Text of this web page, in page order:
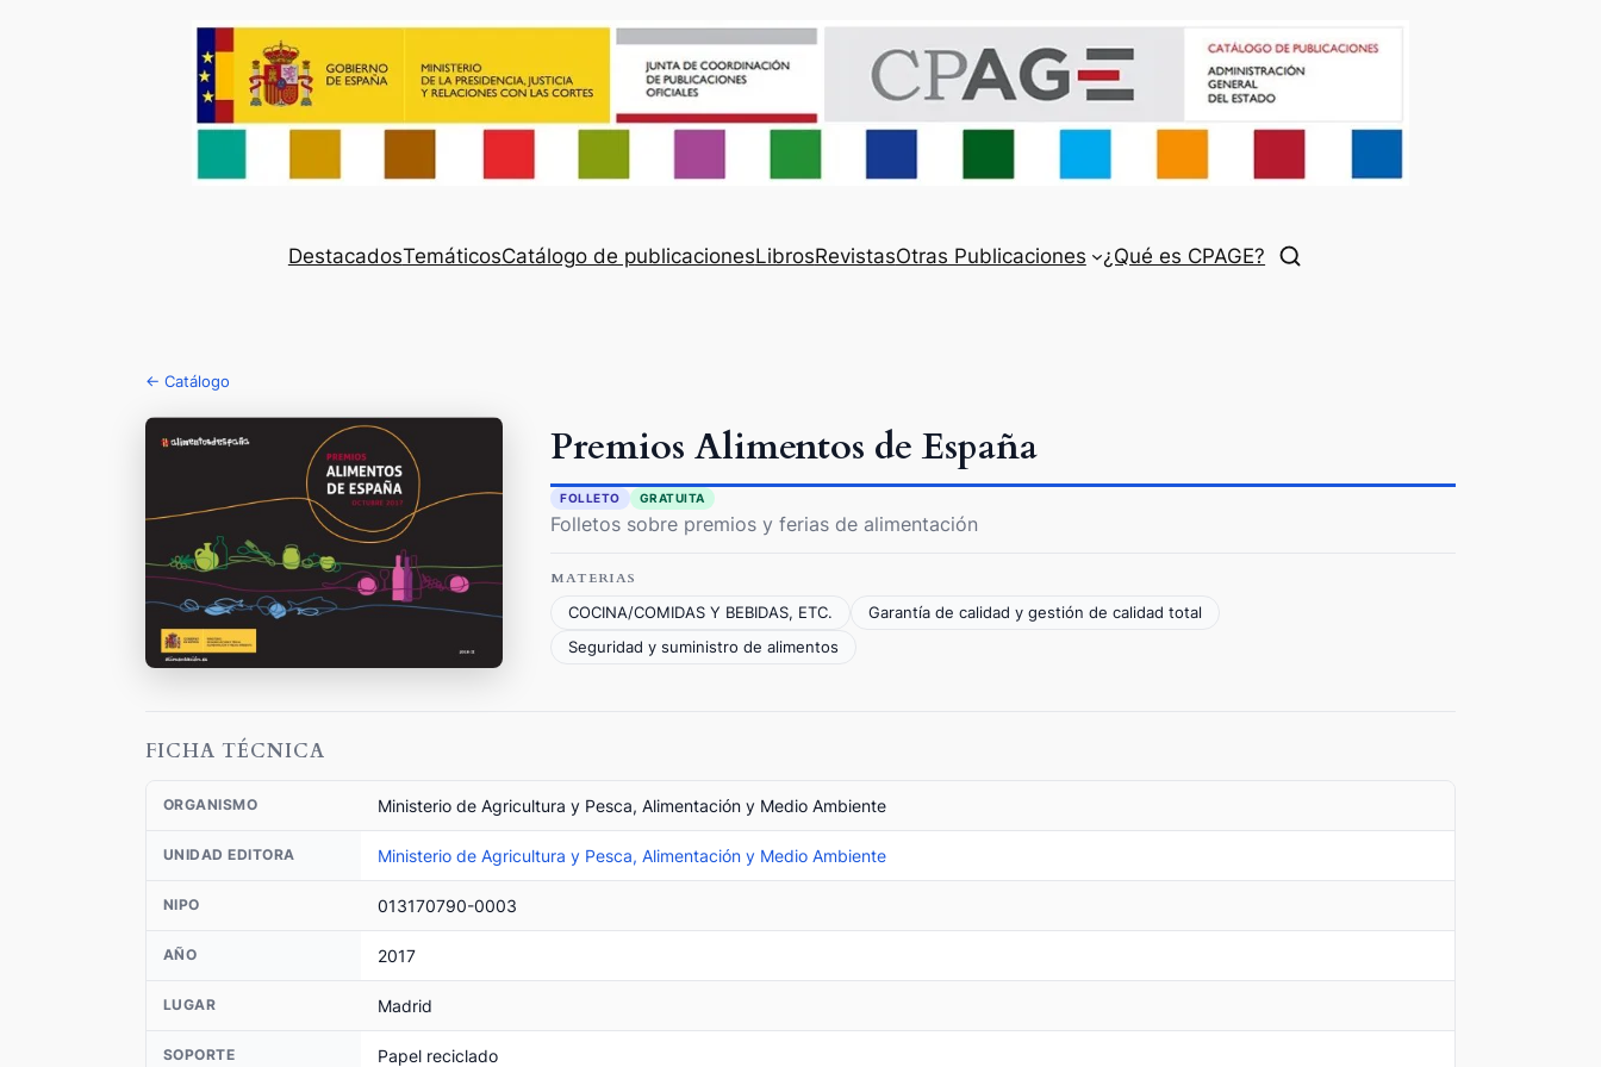
DestacadosTemáticosCatálogo de publicacionesLibrosRevistasOtras Publicaciones ¿Qué es CPAGE?
← Catálogo
Premios Alimentos de España
FOLLETO GRATUITA
Folletos sobre premios y ferias de alimentación
MATERIAS
COCINA/COMIDAS Y BEBIDAS, ETC.
Garantía de calidad y gestión de calidad total
Seguridad y suministro de alimentos
FICHA TÉCNICA
ORGANISMO Ministerio de Agricultura y Pesca, Alimentación y Medio Ambiente
UNIDAD EDITORA Ministerio de Agricultura y Pesca, Alimentación y Medio Ambiente
NIPO 013170790-0003
AÑO 2017
LUGAR Madrid
SOPORTE Papel reciclado